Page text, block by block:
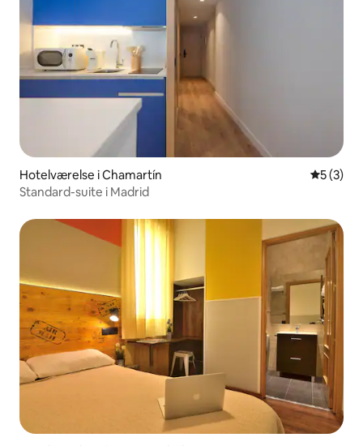
Hotelværelse i Chamartín 5 ud af 5
5 (3)
Standard-suite i Madrid